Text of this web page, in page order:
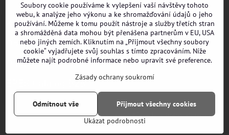
Kontakty
Obchodní podmínky
O nás
EPES Catalog B2B
©2026CopyrightPředvolby soukromíZásady ochrany soukromí
Vytvořeno systémem:ByznysWeb.cz
Soubory cookie používáme k vylepšení vaší návštěvy tohoto
webu, k analýze jeho výkonu a ke shromažďování údajů o jeho
používání. Můžeme k tomu použít nástroje a služby třetích stran
a shromážděná data mohou být přenášena partnerům v EU, USA
nebo jiných zemích. Kliknutím na „Přijmout všechny soubory
cookie“ vyjadřujete svůj souhlas s tímto zpracováním. Níže
můžete najít podrobné informace nebo upravit své preference.
Zásady ochrany soukromí
Ukázat podrobnosti
Přijmout všechny cookies
Odmítnout vše